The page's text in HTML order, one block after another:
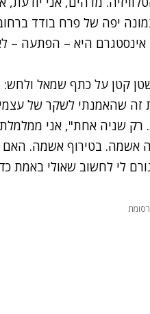
יפה של פרח בודד
היא – הפתעה –
לי שטן קטן על כתף שמאל
זה שהאמנתי לשקר של
רק שניה אחת", אני
אשמה. בטירוף אשמה.
לי לחשוב שאולי באמת